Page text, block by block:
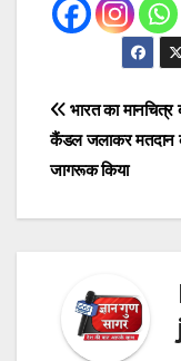
Post
भारत का मानचित्र
कैंडल जलाकर मतदान
जागरूक किया